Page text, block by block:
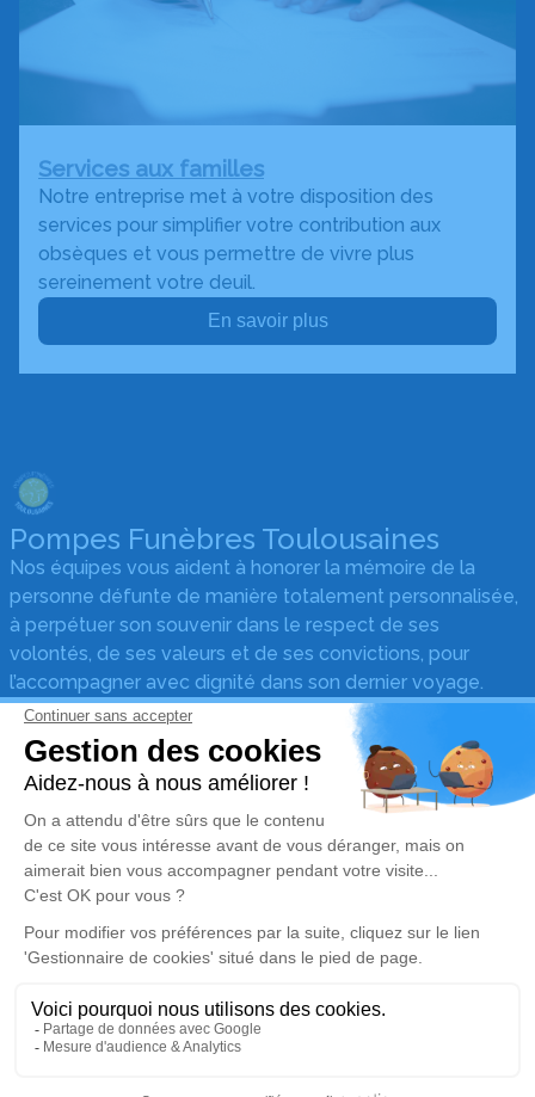
Services aux familles
Notre entreprise met à votre disposition des
services pour simplifier votre contribution aux
obsèques et vous permettre de vivre plus
sereinement votre deuil.
En savoir plus
Pompes Funèbres Toulousaines
Nos équipes vous aident à honorer la mémoire de la
personne défunte de manière totalement personnalisée,
à perpétuer son souvenir dans le respect de ses
volontés, de ses valeurs et de ses convictions, pour
l’accompagner avec dignité dans son dernier voyage.
Obtenez un devis
Devis obsèques
Devis prévoyance
Devis marbrerie
Nos réseaux sociaux
Politique de traitement des données personnelles
Politique d’utilisation des cookies